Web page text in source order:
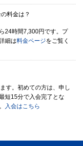
料金は？
24時間7,300円です。プ
細は料金ページをご覧く
す。初めての方は、申し
短15分で入会完了とな
入会はこちら